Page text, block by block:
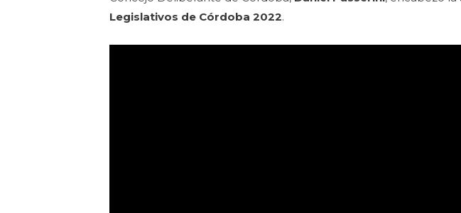
Legislativos de Córdoba 2022.